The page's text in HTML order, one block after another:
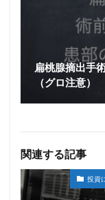
扁桃腺摘出手
（グロ注意）
関連する記事
投資